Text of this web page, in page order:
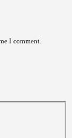
I comment.